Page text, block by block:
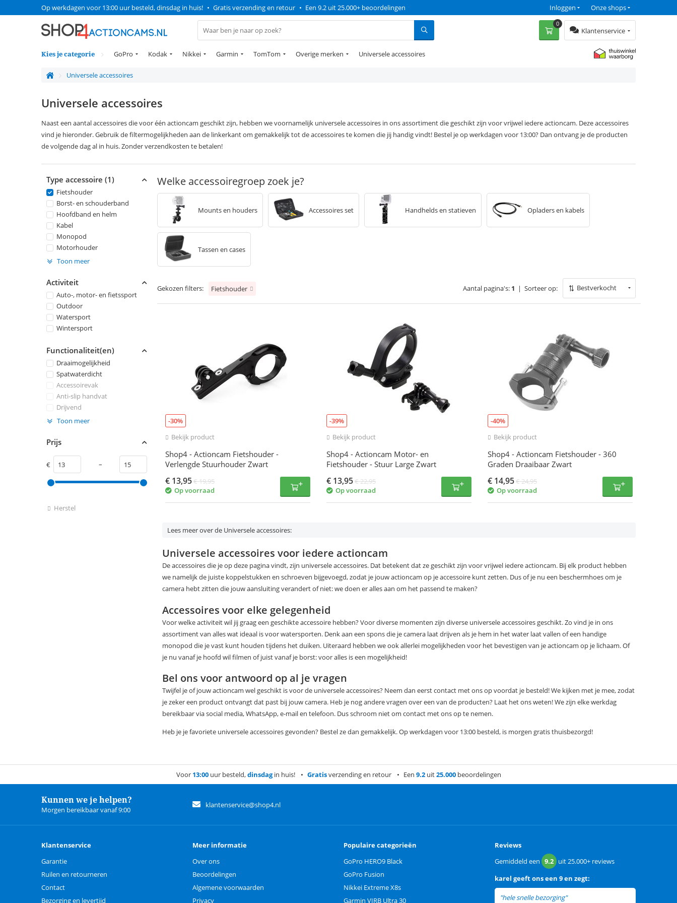
Op werkdagen voor 13:00 uur besteld, dinsdag in huis! • Gratis verzending en retour • Een 9.2 uit 25.000+ beoordelingen Onze shops
Inloggen
Klantenservice
0
Kies je categorie GoPro Kodak Nikkei Garmin TomTom Overige merken Universele accessoires
Universele accessoires
Universele accessoires
Naast een aantal accessoires die voor één actioncam geschikt zijn, hebben we voornamelijk universele accessoires in ons assortiment die geschikt zijn voor vrijwel iedere actioncam. Deze accessoires
vind je hieronder. Gebruik de filtermogelijkheden aan de linkerkant om gemakkelijk tot de accessoires te komen die jij handig vindt! Bestel je op werkdagen voor 13:00? Dan ontvang je de producten
de volgende dag al in huis. Zonder verzendkosten te betalen!
Type accessoire (1)
Fietshouder
Borst- en schouderband
Hoofdband en helm
Kabel
Monopod
Motorhouder
Toon meer
Activiteit
Auto-, motor- en fietssport
Outdoor
Watersport
Wintersport
Functionaliteit(en)
Draaimogelijkheid
Spatwaterdicht
Accessoirevak
Anti-slip handvat
Drijvend
Toon meer
Prijs
€ –
Herstel
Welke accessoiregroep zoek je?
Mounts en houders Accessoires set Handhelds en statieven Opladers en kabels
Tassen en cases
Gekozen filters: Fietshouder Sorteer op: Bestverkocht
Aantal pagina's: 1 |
-30%
Bekijk product
Shop4 - Actioncam Fietshouder -
Verlengde Stuurhouder Zwart
€ 13,95€19,95
Op voorraad
-39%
Bekijk product
Shop4 - Actioncam Motor- en
Fietshouder - Stuur Large Zwart
€ 13,95€22,95
Op voorraad
-40%
Bekijk product
Shop4 - Actioncam Fietshouder - 360
Graden Draaibaar Zwart
€ 14,95€24,95
Op voorraad
Lees meer over de Universele accessoires:
Universele accessoires voor iedere actioncam
De accessoires die je op deze pagina vindt, zijn universele accessoires. Dat betekent dat ze geschikt zijn voor vrijwel iedere actioncam. Bij elk product hebben
we namelijk de juiste koppelstukken en schroeven bijgevoegd, zodat je jouw actioncam op je accessoire kunt zetten. Dus of je nu een beschermhoes om je
camera hebt zitten die jouw aansluiting verandert of niet: we doen er alles aan om het passend te maken?
Accessoires voor elke gelegenheid
Voor welke activiteit wil jij graag een geschikte accessoire hebben? Voor diverse momenten zijn diverse universele accessoires geschikt. Zo vind je in ons
assortiment van alles wat ideaal is voor watersporten. Denk aan een spons die je camera laat drijven als je hem in het water laat vallen of een handige
monopod die je vast kunt houden tijdens het duiken. Uiteraard hebben we ook allerlei mogelijkheden voor het bevestigen van je actioncam op je lichaam. Of
je nu vanaf je hoofd wil filmen of juist vanaf je borst: voor alles is een mogelijkheid!
Bel ons voor antwoord op al je vragen
Twijfel je of jouw actioncam wel geschikt is voor de universele accessoires? Neem dan eerst contact met ons op voordat je besteld! We kijken met je mee, zodat
je zeker een product ontvangt dat past bij jouw camera. Heb je nog andere vragen over een van de producten? Laat het ons weten! We zijn elke werkdag
bereikbaar via social media, WhatsApp, e-mail en telefoon. Dus schroom niet om contact met ons op te nemen.
Heb je je favoriete universele accessoires gevonden? Bestel ze dan gemakkelijk. Op werkdagen voor 13:00 besteld, is morgen gratis thuisbezorgd!
Voor 13:00uur besteld,dinsdagin huis! Gratisverzending en retour Een 9.2uit25.000beoordelingen
Kunnen we je helpen?
Morgen bereikbaar vanaf 9:00
klantenservice@shop4.nl
Klantenservice
Garantie
Ruilen en retourneren
Contact
Bezorging en levertijd
Meer informatie
Over ons
Beoordelingen
Algemene voorwaarden
Privacy
Populaire categorieën
GoPro HERO9 Black
GoPro Fusion
Nikkei Extreme X8s
Garmin VIRB Ultra 30
Reviews
Gemiddeld een 9.2 uit25.000+ reviews
karel geeft ons een 9 en zegt:
"hele snelle bezorging"